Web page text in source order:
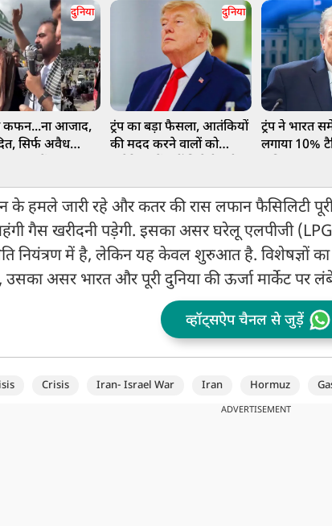
दुनिया
कफन...ना आजाद,
सिर्फ अवैध
से ईंट
दुनिया
ट्रंप का बड़ा फैसला, आतंकियों
की मदद करने वालों को
ट्रंप ने भारत
लगाया 10%
के हमले जारी रहे और कतर की रास लफान फैसिलिटी
गैस खरीदनी पड़ेगी. इसका असर घरेलू एलपीजी
नियंत्रण में है, लेकिन यह केवल शुरुआत है. विशेषज्ञों
उसका असर भारत और पूरी दुनिया की ऊर्जा मार्केट पर
व्हॉट्सऐप चैनल से जुड़ें
Crisis Iran- Israel War Iran Hormuz
ADVERTISEMENT